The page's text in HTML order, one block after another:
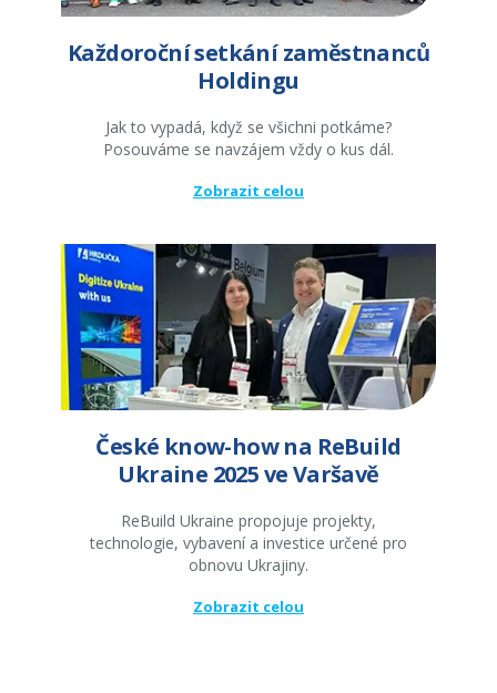
Každoroční setkání zaměstnanců
Holdingu
Jak to vypadá, když se všichni potkáme?
Posouváme se navzájem vždy o kus dál.
Zobrazit celou
České know-how na ReBuild
Ukraine 2025 ve Varšavě
ReBuild Ukraine propojuje projekty,
technologie, vybavení a investice určené pro
obnovu Ukrajiny.
Zobrazit celou